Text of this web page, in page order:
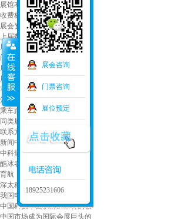
展馆布局
收费标准
展会资料
上届数据
展会现场
门票申请
展位预定
展品运输
车票机票
酒店住宿
乘车路线
同类展会
联系方式
新闻中心
中科热科技 深耕先进热管理
酷冰者：二十年代工经验 打
育航（陕西）清洁科技 专业
深太科技携高频化模块电源和
我国电子元器件行业坚持实施
中国科技军团以前所未有的创
中国市场成为国际会展巨头的
展会咨询
门票咨询
展位预定
18925231606